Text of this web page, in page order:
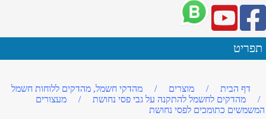
תפריט
דף הבית / מוצרים /
מהדקי חשמל, מהדקים ללוחות חשמל
/
מהדקים לחשמל להתקנה על גבי פסי נחושת /
מעצורים
המשמשים כתומכים לפסי נחושת